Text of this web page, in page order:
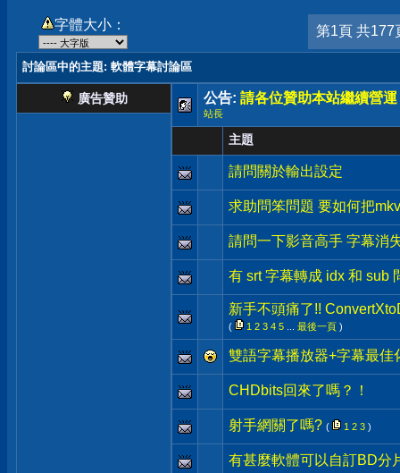
字體大小： 第1頁 共177
討論區中的主題: 軟體字幕討論區
廣告贊助 公告: 請各位贊助本站繼續營運
站長
主題
請問關於輸出設定
求助問笨問題 要如何把
請問一下影音高手 字幕消
有 srt 字幕轉成 idx 和 sub
新手不頭痛了!!
( 1 2 3 4 5 最後一頁 )
雙語字幕播放器+字幕最佳
CHDbits回來了嗎？！
射手網關了嗎? ( 1 2 3 )
有甚麼軟體可以自訂BD分